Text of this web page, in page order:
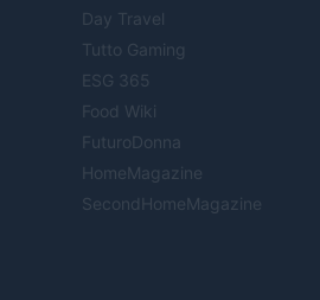
Day Travel
Tutto Gaming
ESG 365
Food Wiki
FuturoDonna
HomeMagazine
SecondHomeMagazine